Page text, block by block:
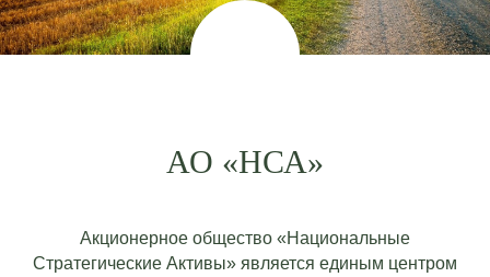
АО «НСА»
Акционерное общество «Национальные
Стратегические Активы» является единым центром